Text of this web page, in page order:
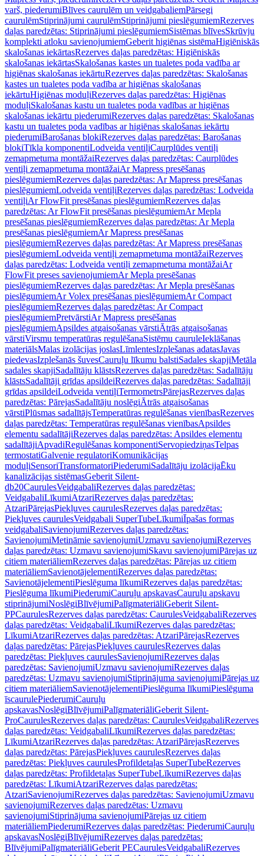
varš, piederumiBlīves caurulēm un veidgabaliemPārsegi
caurulēmStiprinājumi caurulēmStiprinājumi pieslēgumiemRezerves
daļas paredzētas: Stiprinājumi pieslēgumiemSistēmas blīvesSkrūvju
komplekti atloku savienojumiemGeberit higiēnas sistēmaHigiēniskās
skalošanas iekārtasRezerves daļas paredzētas: Higiēniskās
skalošanas iekārtasSkalošanas kastes un tualetes poda vadība ar
higiēnas skalošanas iekārtuRezerves daļas paredzētas: Skalošanas
kastes un tualetes poda vadība ar higiēnas skalošanas
iekārtuHigiēnas moduļiRezerves daļas paredzētas: Higiēnas
moduļiSkalošanas kastu un tualetes poda vadības ar higiēnas
skalošanas iekārtu piederumiRezerves daļas paredzētas: Skalošanas
kastu un tualetes poda vadības ar higiēnas skalošanas iekārtu
piederumiBarošanas blokiRezerves daļas paredzētas: Barošanas
blokiTīkla komponentiLodveida ventiļiCaurplūdes ventiļi
zemapmetuma montāžaiRezerves daļas paredzētas: Caurplūdes
ventiļi zemapmetuma montāžaiAr Mapress presēšanas
pieslēgumiemRezerves daļas paredzētas: Ar Mapress presēšanas
pieslēgumiemLodveida ventiļiRezerves daļas paredzētas: Lodveida
ventiļiAr FlowFit presēšanas pieslēgumiemRezerves daļas
paredzētas: Ar FlowFit presēšanas pieslēgumiemAr Mepla
presēšanas pieslēgumiemRezerves daļas paredzētas: Ar Mepla
presēšanas pieslēgumiemAr Mapress presēšanas
pieslēgumiemRezerves daļas paredzētas: Ar Mapress presēšanas
pieslēgumiemLodveida ventiļi zemapmetuma montāžaiRezerves
daļas paredzētas: Lodveida ventiļi zemapmetuma montāžaiAr
FlowFit preses savienojumiemAr Mepla presēšanas
pieslēgumiemRezerves daļas paredzētas: Ar Mepla presēšanas
pieslēgumiemAr Volex presēšanas pieslēgumiemAr Compact
pieslēgumiemRezerves daļas paredzētas: Ar Compact
pieslēgumiemPretvārstiAr Mapress presēšanas
pieslēgumiemApsildes atgaisošanas vārstiĀtrās atgaisošanas
vārstiVirsmu temperatūras regulēšanaSistēmu cauruleIeklāšanas
materiālsMalas izolācijas joslasLīmlentesIzplešanas adatasJavas
piedevasIzplešanās šuvesCauruļu līkumu balstiSadales skapjiMetāla
sadales skapjiSadalītāju klāstsRezerves daļas paredzētas: Sadalītāju
klāstsSadalītāji grīdas apsildeiRezerves daļas paredzētas: Sadalītāji
grīdas apsildeiLodveida ventiļiTermometrsPārejasRezerves daļas
paredzētas: PārejasSadalītāju noslēgiĀtrās atgaisošanas
vārstiPlūsmas sadalītājsTemperatūras regulēšanas vienībasRezerves
daļas paredzētas: Temperatūras regulēšanas vienībasApsildes
elementu sadalītājiRezerves daļas paredzētas: Apsildes elementu
sadalītājiApvadiRegulēšanas komponentiServopiedziņasTelpas
termostatiGalvenie regulatoriKomunikācijas
moduļiSensoriTransformatoriPiederumiSadalītāju izolācijaĒku
kanalizācijas sistēmasGeberit Silent-
db20CaurulesVeidgabaliRezerves daļas paredzētas:
VeidgabaliLīkumiAtzariRezerves daļas paredzētas:
AtzariPārejasPiekļuves caurulesRezerves daļas paredzētas:
Piekļuves caurulesVeidgabali SuperTubeLīkumiĪpašas formas
veidgabaliSavienojumiRezerves daļas paredzētas:
SavienojumiMetināmie savienojumiUzmavu savienojumiRezerves
daļas paredzētas: Uzmavu savienojumiSkavu savienojumiPārejas uz
citiem materiāliemRezerves daļas paredzētas: Pārejas uz citiem
materiāliemSavienotājelementiRezerves daļas paredzētas:
SavienotājelementiPieslēguma līkumiRezerves daļas paredzētas:
Pieslēguma līkumiPiederumiCauruļu apskavasCauruļu apskavu
stiprinājumiNoslēgiBlīvējumiPalīgmateriāliGeberit Silent-
PPCaurulesRezerves daļas paredzētas: CaurulesVeidgabaliRezerves
daļas paredzētas: VeidgabaliLīkumiRezerves daļas paredzētas:
LīkumiAtzariRezerves daļas paredzētas: AtzariPārejasRezerves
daļas paredzētas: PārejasPiekļuves caurulesRezerves daļas
paredzētas: Piekļuves caurulesSavienojumiRezerves daļas
paredzētas: SavienojumiUzmavu savienojumiRezerves daļas
paredzētas: Uzmavu savienojumiStiprinājuma savienojumiPārejas uz
citiem materiāliemSavienotājelementiPieslēguma līkumiPieslēguma
īscaurulePiederumiCauruļu
apskavasNoslēgiBlīvējumiPalīgmateriāliGeberit Silent-
ProCaurulesRezerves daļas paredzētas: CaurulesVeidgabaliRezerves
daļas paredzētas: VeidgabaliLīkumiRezerves daļas paredzētas:
LīkumiAtzariRezerves daļas paredzētas: AtzariPārejasRezerves
daļas paredzētas: PārejasPiekļuves caurulesRezerves daļas
paredzētas: Piekļuves caurulesProfildetaļas SuperTubeRezerves
daļas paredzētas: Profildetaļas SuperTubeLīkumiRezerves daļas
paredzētas: LīkumiAtzariRezerves daļas paredzētas:
AtzariSavienojumiRezerves daļas paredzētas: SavienojumiUzmavu
savienojumiRezerves daļas paredzētas: Uzmavu
savienojumiStiprinājuma savienojumiPārejas uz citiem
materiāliemPiederumiRezerves daļas paredzētas: PiederumiCauruļu
apskavasNoslēgiBlīvējumiRezerves daļas paredzētas:
BlīvējumiPalīgmateriāliGeberit PECaurulesVeidgabaliRezerves